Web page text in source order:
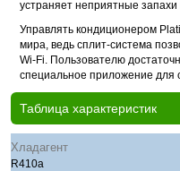
устраняет неприятные
Управлять кондиционером
мира, ведь сплит-система
Wi-Fi. Пользователю
специальное приложение для
Таблица характеристик
Хладагент
R410a